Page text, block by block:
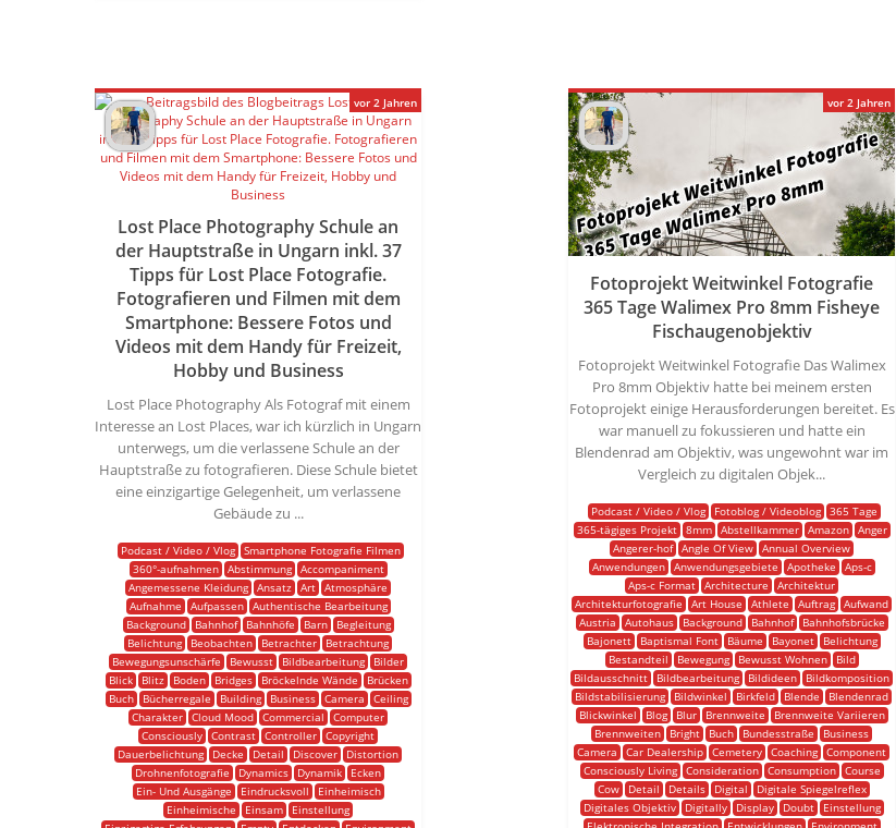
Lost Place Photography Schule an
der Hauptstraße in Ungarn inkl. 37
Tipps für Lost Place Fotografie.
Fotografieren und Filmen mit dem
Smartphone: Bessere Fotos und
Videos mit dem Handy für Freizeit,
Hobby und Business
Lost Place Photography Als Fotograf mit einem
Interesse an Lost Places, war ich kürzlich in Ungarn
unterwegs, um die verlassene Schule an der
Hauptstraße zu fotografieren. Diese Schule bietet
eine einzigartige Gelegenheit, um verlassene
Gebäude zu ...
Podcast / Video / Vlog Smartphone Fotografie Filmen
360°-aufnahmen
Abstimmung
Accompaniment
Angemessene Kleidung Ansatz Art Atmosphäre
Aufnahme
Aufpassen
Authentische Bearbeitung
Background
Bahnhof Bahnhöfe Barn
Begleitung
Belichtung
Beobachten Betrachter
Betrachtung
Bewegungsunschärfe
Bewusst Bildbearbeitung
Bilder
Blick
Blitz Boden Bridges Bröckelnde Wände
Brücken
Buch
Bücherregale Building Business Camera
Ceiling
Charakter Cloud Mood Commercial
Computer
Consciously Contrast Controller Copyright
Dauerbelichtung
Decke Detail Discover
Distortion
Drohnenfotografie
Dynamics Dynamik
Ecken
Ein- Und Ausgänge
Eindrucksvoll
Einheimisch
Einheimische
Einsam
Einstellung
vor 2 Jahren
Fotoprojekt Weitwinkel Fotografie
365 Tage Walimex Pro 8mm Fisheye
Fischaugenobjektiv
Fotoprojekt Weitwinkel Fotografie Das Walimex
Pro 8mm Objektiv hatte bei meinem ersten
Fotoprojekt einige Herausforderungen bereitet. Es
war manuell zu fokussieren und hatte ein
Blendenrad am Objektiv, was ungewohnt war im
Vergleich zu digitalen Objek...
Podcast / Video / Vlog Fotoblog / Videoblog 365 Tage
365-tägiges Projekt
8mm Abstellkammer Amazon
Anger
Angerer-hof Angle Of View Annual Overview
Anwendungen
Anwendungsgebiete Apotheke
Aps-c
Aps-c Format Architecture
Architektur
Architekturfotografie
Art House Athlete Auftrag Aufwand
Austria
Autohaus Background Bahnhof
Bahnhofsbrücke
Bajonett
Baptismal Font Bäume Bayonet
Belichtung
Bestandteil
Bewegung Bewusst Wohnen
Bild
Bildausschnitt
Bildbearbeitung Bildideen
Bildkomposition
Bildstabilisierung
Bildwinkel Birkfeld Blende
Blendenrad
Blickwinkel
Blog Blur Brennweite
Brennweite Variieren
Brennweiten
Bright Buch Bundesstraße
Business
Camera
Car Dealership Cemetery Coaching Component
Consciously Living
Consideration Consumption
Course
Cow
Detail Details Digital
Digitale Spiegelreflex
Digitales Objektiv
Digitally Display Doubt
Einstellung
vor 2 Jahren